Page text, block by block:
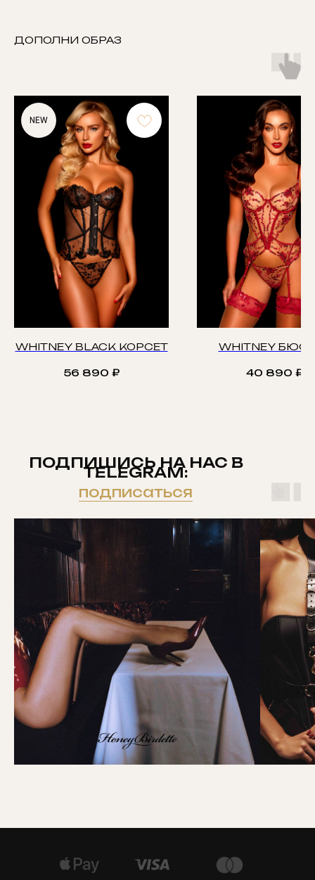
ДОПОЛНИ ОБРАЗ
NEW
WHITNEY BLACK КОРСЕТ
56 890 ₽
WHITNEY
40 890 ₽
ПОДПИШИСЬ НА НАС В
TELEGRAM:
подписаться